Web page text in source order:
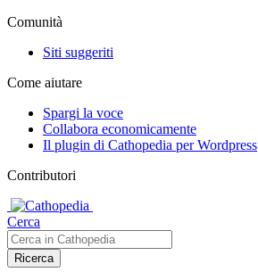
Comunità
Siti suggeriti
Come aiutare
Spargi la voce
Collabora economicamente
Il plugin di Cathopedia per Wordpress
Contributori
Cerca
Ricerca